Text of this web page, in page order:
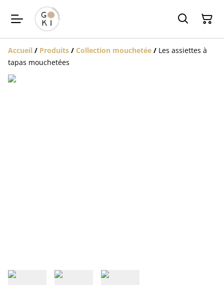
Accueil / Produits / Collection mouchetée / Les assiettes à
tapas mouchetées